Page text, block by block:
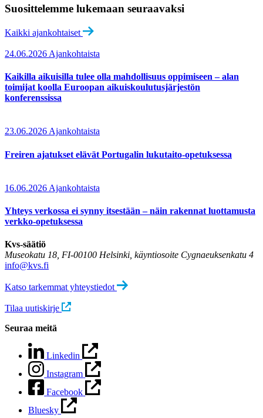
Suosittelemme lukemaan seuraavaksi
Kaikki ajankohtaiset
24.06.2026 Ajankohtaista
Kaikilla aikuisilla tulee olla mahdollisuus oppimiseen – alan
toimijat koolla Euroopan aikuiskoulutusjärjestön
konferenssissa
23.06.2026 Ajankohtaista
Freiren ajatukset elävät Portugalin lukutaito-opetuksessa
16.06.2026 Ajankohtaista
Yhteys verkossa ei synny itsestään – näin rakennat luottamusta
verkko-opetuksessa
Kvs-säätiö
Museokatu 18, FI-00100 Helsinki, käyntiosoite Cygnaeuksenkatu 4
info@kvs.fi
Katso tarkemmat yhteystiedot
Tilaa uutiskirje
Seuraa meitä
Linkedin
Instagram
Facebook
Bluesky